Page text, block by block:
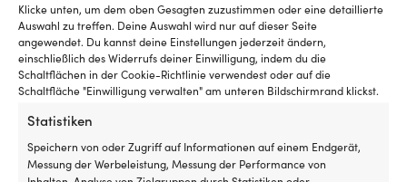
Klicke unten, um dem oben Gesagten zuzustimmen oder eine detaillierte
Auswahl zu treffen. Deine Auswahl wird nur auf dieser Seite
angewendet. Du kannst deine Einstellungen jederzeit ändern,
einschließlich des Widerrufs deiner Einwilligung, indem du die
Schaltflächen in der Cookie-Richtlinie verwendest oder auf die
Schaltfläche "Einwilligung verwalten" am unteren Bildschirmrand klickst.
Statistiken
Speichern von oder Zugriff auf Informationen auf einem Endgerät,
Messung der Werbeleistung, Messung der Performance von